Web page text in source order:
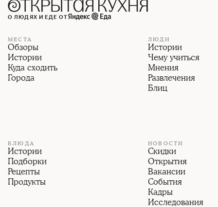
О ЛЮДЯХ И ЕДЕ ОТ
МЕСТА
Обзоры
Истории
Куда сходить
Города
ЛЮДИ
Истории
Чему учиться
Мнения
Развлечения
Блиц
БЛЮДА
Истории
Подборки
Рецепты
Продукты
НОВОСТИ
Скидки
Открытия
Вакансии
События
Кадры
Исследования